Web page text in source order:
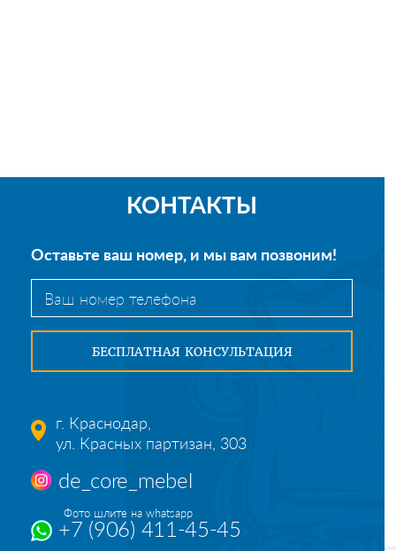
КОНТАКТЫ
Оставьте ваш номер, и мы вам позвоним!
г. Краснодар,
ул. Красных партизан, 303
de_core_mebel
Фото шлите на whatsapp
+7 (906) 411-45-45